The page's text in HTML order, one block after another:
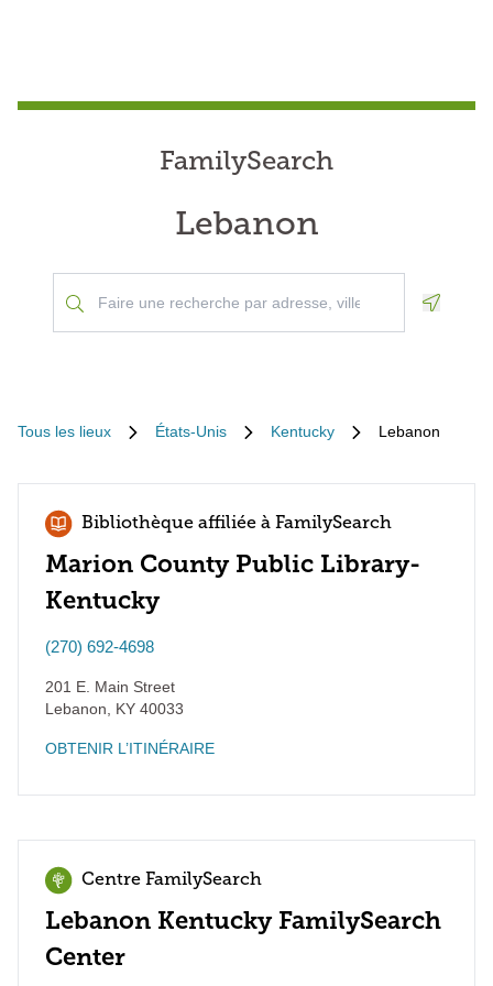
FamilySearch
Lebanon
Tous les lieux États-Unis Kentucky Lebanon
Bibliothèque affiliée à FamilySearch
Marion County Public Library-
Kentucky
(270) 692-4698
201 E. Main Street
Lebanon
KY 40033
OBTENIR L’ITINÉRAIRE
Centre FamilySearch
Lebanon Kentucky FamilySearch
Center